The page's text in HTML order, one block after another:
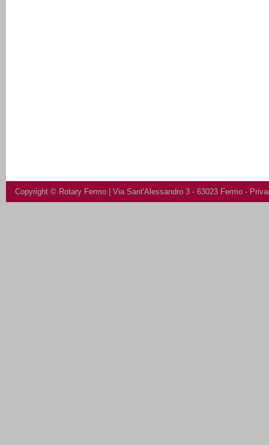
Copyright © Rotary Fermo | Via Sant'Alessandro 3 - 63023 Fermo -